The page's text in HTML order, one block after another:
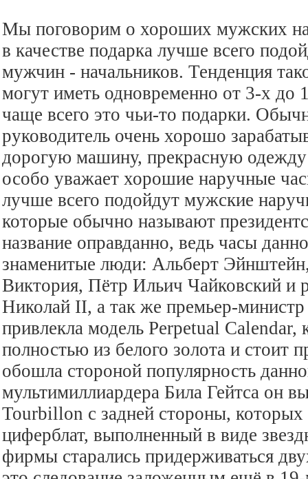
Мы поговорим о хороших мужских
в качестве подарка лучше всего
мужчин - начальников. Тенденция
могут иметь одновременно от 3-х до
чаще всего это чьи-то подарки.
руководитель очень хорошо
дорогую машину, прекрасную
особо уважает хорошие наручные
лучше всего подойдут мужские
которые обычно называют
название оправданно, ведь часы
знаменитые люди: Альберт
Виктория, Пётр Ильич Чайковский и
Николай II, а так же премьер-
привлекла модель Perpetual Calendar,
полностью из белого золота и стоит
обошла стороной популярность
мультимиллиардера Била Гейтса он
Tourbillon с задней стороны, которых
циферблат, выполненный в виде
фирмы старались придерживаться